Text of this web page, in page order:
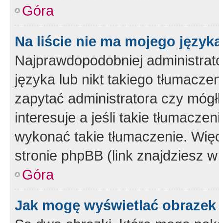
Góra
Na liście nie ma mojego
Najprawdopodobniej
języka lub nikt takiego
zapytać administratora czy
interesuje a jeśli takie
wykonać takie tłumaczenie.
stronie phpBB (link znajdziesz
Góra
Jak mogę wyświetlać